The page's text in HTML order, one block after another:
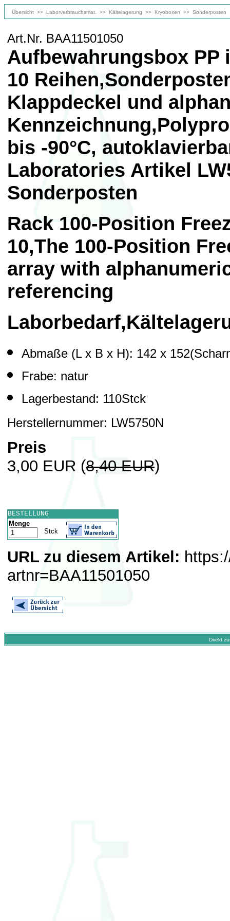
Übersicht >> Laborverbrauchsmat. >> Kältelagerung >> Kryoboxen >> Sonderposten
Art.Nr. BAA11501050
Aufbewahrungsbox PP
10
Klappdeckel und
bis -90°C,
Laboratories Artikel
Sonderposten
Rack 100-Position
10,The 100-Position
array with
referencing
Abmaße (L x B x H): 142 x
Frabe: natur
Lagerbestand: 110Stck
Herstellernummer: LW5750N
Preis
3,00 EUR (8,40 EUR)
BESTELLUNG
Menge
Stck
URL zu diesem Artikel:
artnr=BAA11501050
Direkt